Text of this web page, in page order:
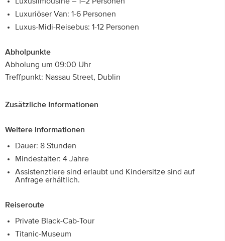
Luxuriöser Van: 1-6 Personen
Luxus-Midi-Reisebus: 1-12 Personen
Abholpunkte
Abholung um 09:00 Uhr
Treffpunkt: Nassau Street, Dublin
Zusätzliche Informationen
Weitere Informationen
Dauer: 8 Stunden
Mindestalter: 4 Jahre
Assistenztiere sind erlaubt und Kindersitze sind auf
Anfrage erhältlich.
Reiseroute
Private Black-Cab-Tour
Titanic-Museum